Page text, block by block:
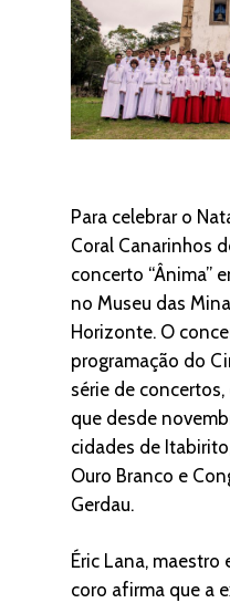
Para celebrar o
Coral Canarinhos
concerto “Ânima”
no Museu das
Horizonte. O
programação do
série de
que desde
cidades de
Ouro Branco e
Gerdau.
Éric Lana,
coro afirma que a